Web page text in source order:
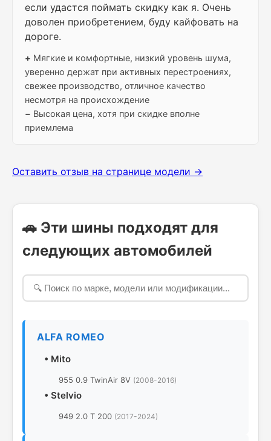
если удастся поймать скидку как я. Очень
доволен приобретением, буду кайфовать на
дороге.
+ Мягкие и комфортные, низкий уровень шума,
уверенно держат при активных перестроениях,
свежее производство, отличное качество
несмотря на происхождение
− Высокая цена, хотя при скидке вполне
приемлема
Оставить отзыв на странице модели →
🚗 Эти шины подходят для
следующих автомобилей
ALFA ROMEO
• Mito
955 0.9 TwinAir 8V (2008-2016)
• Stelvio
949 2.0 T 200 (2017-2024)